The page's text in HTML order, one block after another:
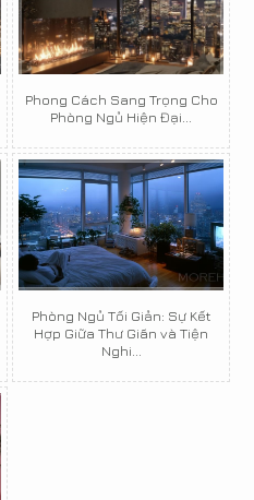
Phong Cách Sang Trọng Cho
Phòng Ngủ Hiện Đại...
Phòng Ngủ Tối Giản: Sự Kết
Hợp Giữa Thư Giãn và Tiện
Nghi...